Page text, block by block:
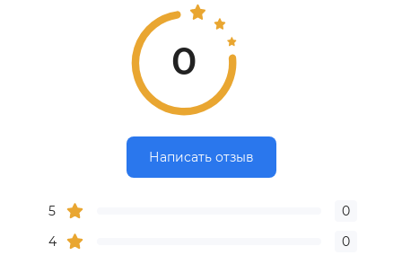
0
Написать отзыв
5
0
4
0